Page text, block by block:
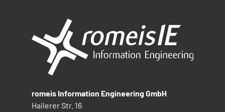
romeis Information Engineering GmbH
Hailerer Str. 16